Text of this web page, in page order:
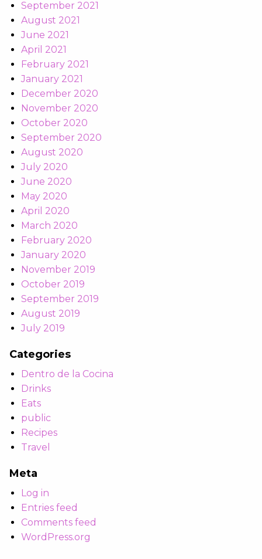
September 2021
August 2021
June 2021
April 2021
February 2021
January 2021
December 2020
November 2020
October 2020
September 2020
August 2020
July 2020
June 2020
May 2020
April 2020
March 2020
February 2020
January 2020
November 2019
October 2019
September 2019
August 2019
July 2019
Categories
Dentro de la Cocina
Drinks
Eats
public
Recipes
Travel
Meta
Log in
Entries feed
Comments feed
WordPress.org